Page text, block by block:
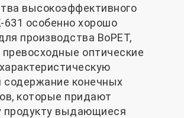
высокоэффективного
631 особенно хорошо
производства BoPET,
превосходные оптические
содержание конечных
которые придают
продукту выдающиеся